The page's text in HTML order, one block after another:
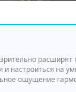
расширят
и настроиться на
ощущение